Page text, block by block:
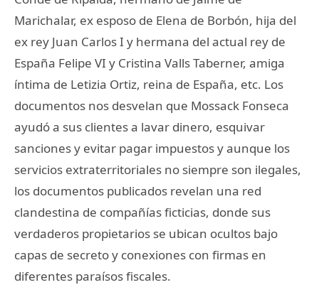
Marichalar, ex esposo de Elena de Borbón, hija del
ex rey Juan Carlos I y hermana del actual rey de
España Felipe VI y Cristina Valls Taberner, amiga
íntima de Letizia Ortiz, reina de España, etc. Los
documentos nos desvelan que Mossack Fonseca
ayudó a sus clientes a lavar dinero, esquivar
sanciones y evitar pagar impuestos y aunque los
servicios extraterritoriales no siempre son ilegales,
los documentos publicados revelan una red
clandestina de compañías ficticias, donde sus
verdaderos propietarios se ubican ocultos bajo
capas de secreto y conexiones con firmas en
diferentes paraísos fiscales.